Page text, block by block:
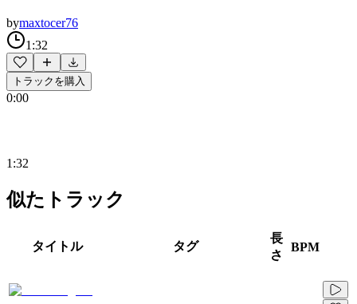
bymaxtocer76
1:32
トラックを購入
0:00
1:32
似たトラック
タイトル タグ
長
さ
BPM